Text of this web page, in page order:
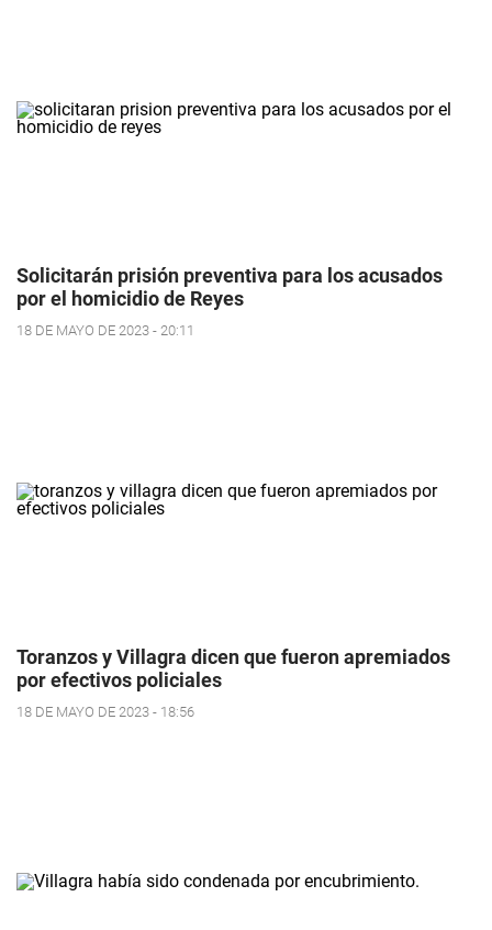
Solicitarán prisión preventiva para los acusados
por el homicidio de Reyes
18 DE MAYO DE 2023 - 20:11
Toranzos y Villagra dicen que fueron apremiados
por efectivos policiales
18 DE MAYO DE 2023 - 18:56